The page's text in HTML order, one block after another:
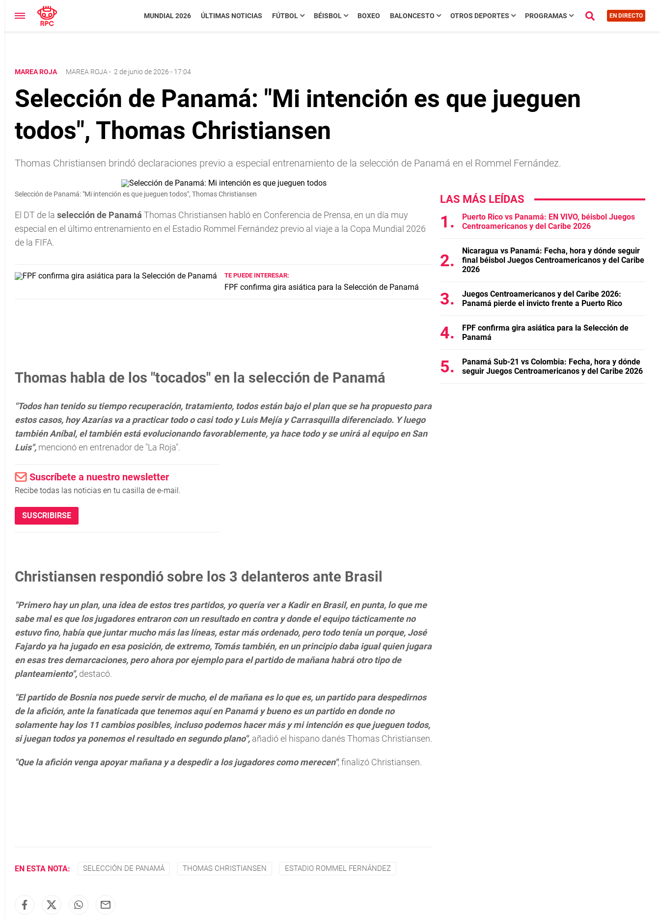
MUNDIAL 2026 ÚLTIMAS NOTICIAS FÚTBOL BÉISBOL BOXEO BALONCESTO OTROS DEPORTES PROGRAMAS EN DIRECTO
MAREA ROJA MAREA ROJA - 2 de junio de 2026 - 17:04
Selección de Panamá: "Mi intención es que jueguen
todos", Thomas Christiansen
Thomas Christiansen brindó declaraciones previo a especial entrenamiento de la selección de Panamá en el Rommel Fernández.
Selección de Panamá: "Mi intención es que jueguen todos", Thomas Christiansen
El DT de la selección de Panamá Thomas Christiansen habló en Conferencia de Prensa, en un día muy
especial en el último entrenamiento en el Estadio Rommel Fernández previo al viaje a la Copa Mundial 2026
de la FIFA.
TE PUEDE INTERESAR:
FPF confirma gira asiática para la Selección de Panamá
Thomas habla de los "tocados" en la selección de Panamá
"Todos han tenido su tiempo recuperación, tratamiento, todos están bajo el plan que se ha propuesto para
estos casos, hoy Azarías va a practicar todo o casi todo y Luis Mejía y Carrasquilla diferenciado. Y luego
también Aníbal, el también está evolucionando favorablemente, ya hace todo y se unirá al equipo en San
Luis", mencionó en entrenador de "La Roja".
Suscríbete a nuestro newsletter
Recibe todas las noticias en tu casilla de e-mail.
SUSCRIBIRSE
Christiansen respondió sobre los 3 delanteros ante Brasil
"Primero hay un plan, una idea de estos tres partidos, yo quería ver a Kadir en Brasil, en punta, lo que me
sabe mal es que los jugadores entraron con un resultado en contra y donde el equipo tácticamente no
estuvo fino, había que juntar mucho más las líneas, estar más ordenado, pero todo tenía un porque, José
Fajardo ya ha jugado en esa posición, de extremo, Tomás también, en un principio daba igual quien jugara
en esas tres demarcaciones, pero ahora por ejemplo para el partido de mañana habrá otro tipo de
planteamiento", destacó.
"El partido de Bosnia nos puede servir de mucho, el de mañana es lo que es, un partido para despedirnos
de la afición, ante la fanaticada que tenemos aquí en Panamá y bueno es un partido en donde no
solamente hay los 11 cambios posibles, incluso podemos hacer más y mi intención es que jueguen todos,
si juegan todos ya ponemos el resultado en segundo plano", añadió el hispano danés Thomas Christiansen.
"Que la afición venga apoyar mañana y a despedir a los jugadores como merecen", finalizó Christiansen.
EN ESTA NOTA: SELECCIÓN DE PANAMÁ THOMAS CHRISTIANSEN ESTADIO ROMMEL FERNÁNDEZ
LAS MÁS LEÍDAS
Puerto Rico vs Panamá: EN VIVO, béisbol Juegos
Centroamericanos y del Caribe 2026
Nicaragua vs Panamá: Fecha, hora y dónde seguir
final béisbol Juegos Centroamericanos y del Caribe
2026
Juegos Centroamericanos y del Caribe 2026:
Panamá pierde el invicto frente a Puerto Rico
FPF confirma gira asiática para la Selección de
Panamá
Panamá Sub-21 vs Colombia: Fecha, hora y dónde
seguir Juegos Centroamericanos y del Caribe 2026